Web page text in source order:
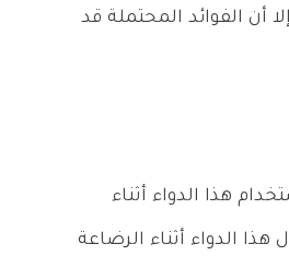
أن الفوائد المحتملة قد
هذا الدواء أثناء
هذا الدواء أثناء الرضاعة